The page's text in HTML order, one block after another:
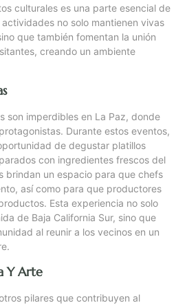
culturales es una parte esencial de
no solo mantienen vivas
que también fomentan la unión
creando un ambiente
son imperdibles en La Paz, donde
Durante estos eventos,
de degustar platillos
con ingredientes frescos del
brindan un espacio para que chefs
así como para que productores
Esta experiencia no solo
de Baja California Sur, sino que
al reunir a los vecinos en un
Y Arte
pilares que contribuyen al